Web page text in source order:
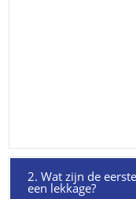
2. Wat zijn de
een lekkage?